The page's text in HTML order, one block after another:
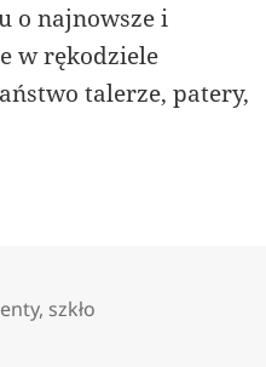
o najnowsze i
w rękodziele
talerze, patery,
, szkło